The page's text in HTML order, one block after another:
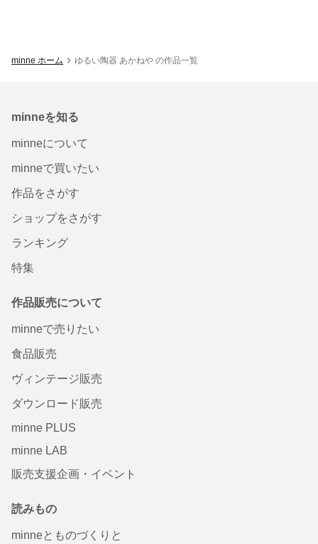
minne ホーム ゆるい陶器 あかねや の作品一覧
minneを知る
minneについて
minneで買いたい
作品をさがす
ショップをさがす
ランキング
特集
作品販売について
minneで売りたい
食品販売
ヴィンテージ販売
ダウンロード販売
minne PLUS
minne LAB
販売支援企画・イベント
読みもの
minneとものづくりと